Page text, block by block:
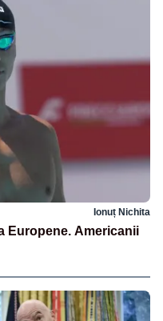
Ionuț Nichita
Europene. Americanii